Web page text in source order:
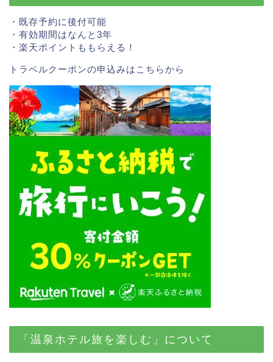
・既存予約に後付可能
・有効期間はなんと3年
・楽天ポイントももらえる！
トラベルクーポンの申込みはこちらから
「温泉ホテル旅を楽しむ」について